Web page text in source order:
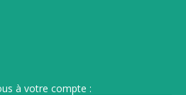
à votre compte :